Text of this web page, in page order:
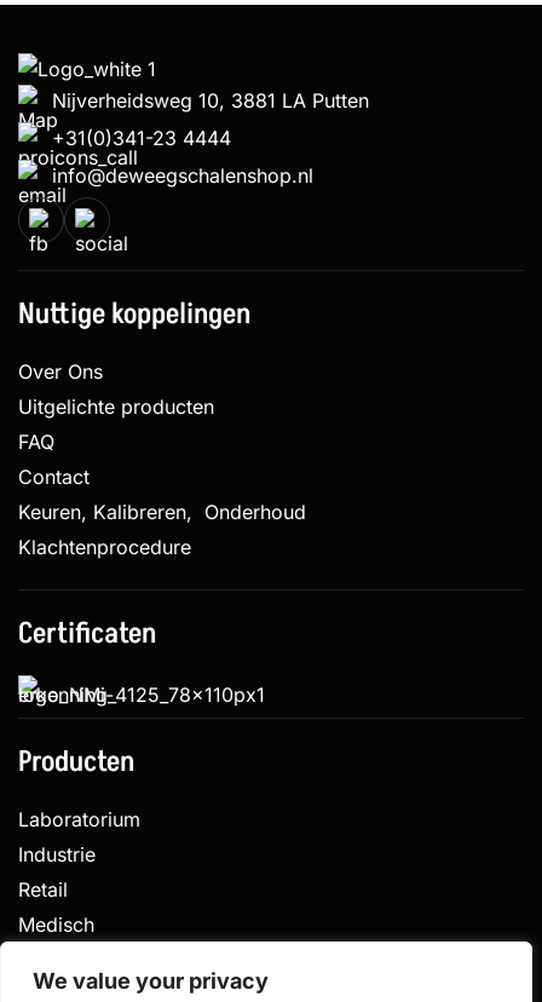
We value your privacy
Nijverheidsweg 10, 3881 LA Putten
+31(0)341-23 4444
info@deweegschalenshop.nl
Nuttige koppelingen
Over Ons
Uitgelichte producten
FAQ
Contact
Keuren, Kalibreren, Onderhoud
Klachtenprocedure
Certificaten
Producten
Laboratorium
Industrie
Retail
Medisch